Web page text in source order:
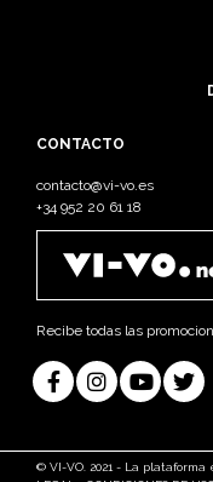
CONTACTO
contacto@vi-vo.es
+34 952 20 61 18
Recibe todas las
© VI-VO. 2021 - La